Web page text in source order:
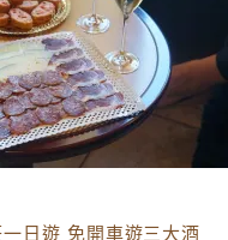
日遊 免開車遊三大酒